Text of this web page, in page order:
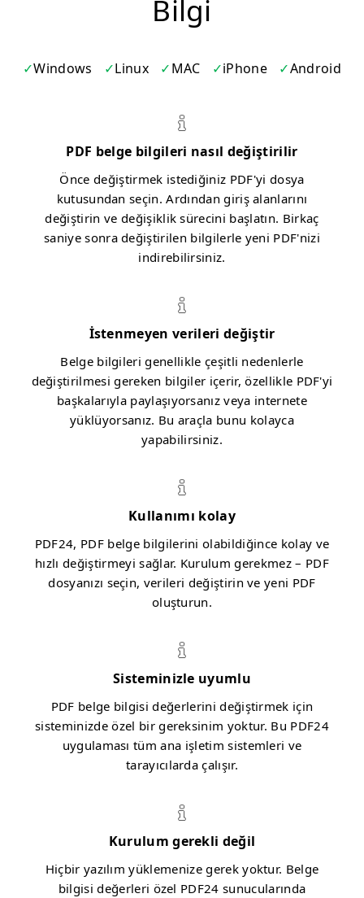
Bilgi
Windows Linux MAC iPhone Android
PDF belge bilgileri nasıl değiştirilir
Önce değiştirmek istediğiniz PDF'yi dosya
kutusundan seçin. Ardından giriş alanlarını
değiştirin ve değişiklik sürecini başlatın. Birkaç
saniye sonra değiştirilen bilgilerle yeni PDF'nizi
indirebilirsiniz.
İstenmeyen verileri değiştir
Belge bilgileri genellikle çeşitli nedenlerle
değiştirilmesi gereken bilgiler içerir, özellikle PDF'yi
başkalarıyla paylaşıyorsanız veya internete
yüklüyorsanız. Bu araçla bunu kolayca
yapabilirsiniz.
Kullanımı kolay
PDF24, PDF belge bilgilerini olabildiğince kolay ve
hızlı değiştirmeyi sağlar. Kurulum gerekmez – PDF
dosyanızı seçin, verileri değiştirin ve yeni PDF
oluşturun.
Sisteminizle uyumlu
PDF belge bilgisi değerlerini değiştirmek için
sisteminizde özel bir gereksinim yoktur. Bu PDF24
uygulaması tüm ana işletim sistemleri ve
tarayıcılarda çalışır.
Kurulum gerekli değil
Hiçbir yazılım yüklemenize gerek yoktur. Belge
bilgisi değerleri özel PDF24 sunucularında